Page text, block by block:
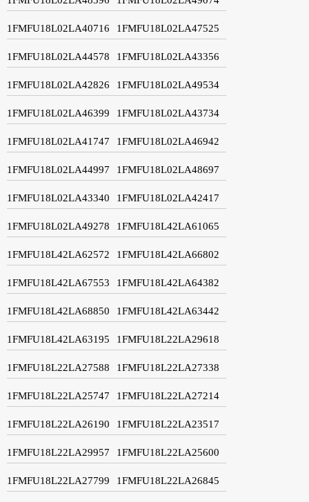
1FMFU18L02LA40716 1FMFU18L02LA47525
1FMFU18L02LA44578 1FMFU18L02LA43356
1FMFU18L02LA42826 1FMFU18L02LA49534
1FMFU18L02LA46399 1FMFU18L02LA43734
1FMFU18L02LA41747 1FMFU18L02LA46942
1FMFU18L02LA44997 1FMFU18L02LA48697
1FMFU18L02LA43340 1FMFU18L02LA42417
1FMFU18L02LA49278 1FMFU18L42LA61065
1FMFU18L42LA62572 1FMFU18L42LA66802
1FMFU18L42LA67553 1FMFU18L42LA64382
1FMFU18L42LA68850 1FMFU18L42LA63442
1FMFU18L42LA63195 1FMFU18L22LA29618
1FMFU18L22LA27588 1FMFU18L22LA27338
1FMFU18L22LA25747 1FMFU18L22LA27214
1FMFU18L22LA26190 1FMFU18L22LA23517
1FMFU18L22LA29957 1FMFU18L22LA25600
1FMFU18L22LA27799 1FMFU18L22LA26845